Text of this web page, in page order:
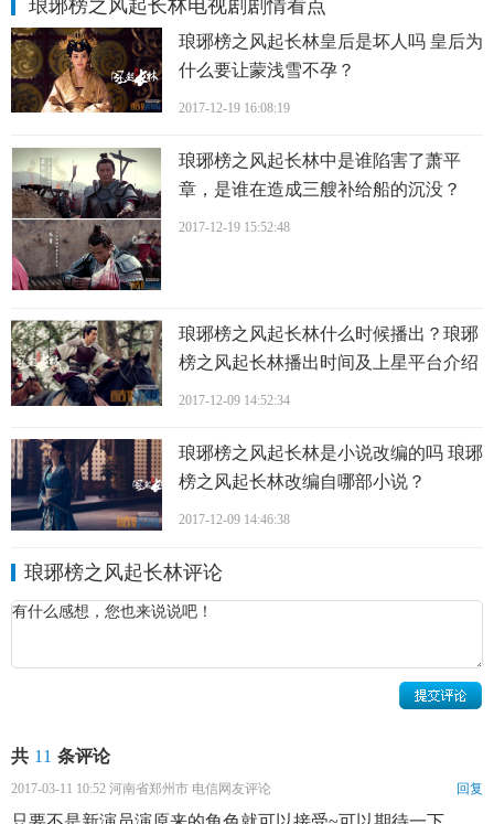
琅琊榜之风起长林电视剧剧情看点
琅琊榜之风起长林皇后是坏人吗 皇后为
什么要让蒙浅雪不孕？
2017-12-19 16:08:19
琅琊榜之风起长林中是谁陷害了萧平
章，是谁在造成三艘补给船的沉没？
2017-12-19 15:52:48
琅琊榜之风起长林什么时候播出？琅琊
榜之风起长林播出时间及上星平台介绍
2017-12-09 14:52:34
琅琊榜之风起长林是小说改编的吗 琅琊
榜之风起长林改编自哪部小说？
2017-12-09 14:46:38
琅琊榜之风起长林评论
共 11 条评论
2017-03-11 10:52 河南省郑州市 电信网友评论 回复